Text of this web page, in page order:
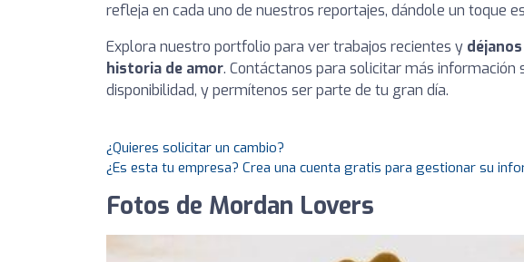
refleja en cada uno de nuestros reportajes, dándole un toque
Explora nuestro portfolio para ver trabajos recientes y
historia de amor. Contáctanos para solicitar más
disponibilidad, y permítenos ser parte de tu gran día.
¿Quieres solicitar un cambio?
¿Es esta tu empresa? Crea una cuenta gratis para gestionar su
Fotos de Mordan Lovers